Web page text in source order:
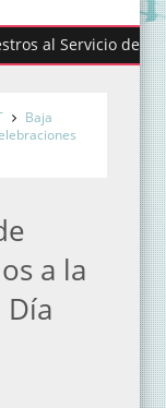
del Estado de
Baja
a la